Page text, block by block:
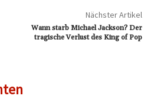
Nächster Artikel
Wann starb Michael Jackson? Der
tragische Verlust des King of Pop